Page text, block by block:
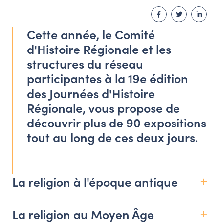
Agenda
Annuaire
Ressources
OFFRES D’EMPLOI ET DE STAGE
Espace acteurs
FacebookTwitter
Cette année, le Comité
d'Histoire Régionale et les
structures du réseau
participantes à la 19e édition
des Journées d'Histoire
Régionale, vous propose de
découvrir plus de 90 expositions
tout au long de ces deux jours.
La religion à l'époque antique
La religion au Moyen Âge